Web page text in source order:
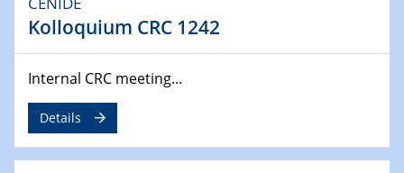
04.02.2024 - 05.02.2024
ZBT Wasserstofftage
Das Technikforum für Wirtschaft und Wissenschaft
07.02.2024
Online-Veranstaltung „Verbundprojekte in
Horizont Europa: Ein Überblick“
Kolloquium CRC 1242
Internal CRC meeting...
Details